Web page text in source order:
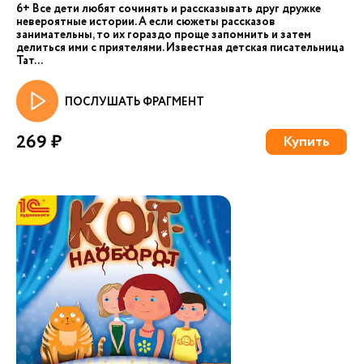
6+ Все дети любят сочинять и рассказывать друг дружке
невероятные истории. А если сюжеты рассказов
занимательны, то их гораздо проще запомнить и затем
делиться ими с приятелями. Известная детская писательница
Тат...
ПОСЛУШАТЬ ФРАГМЕНТ
269 ₽ Купить